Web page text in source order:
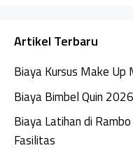
Artikel Terbaru
Biaya Kursus Make
Biaya Bimbel Quin
Biaya Latihan di
Fasilitas